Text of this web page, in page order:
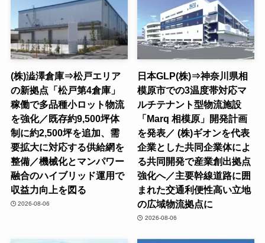
(株)澁澤倉庫⇒松戸エリア
の新拠点「松戸第4倉庫」
稼働で多品種小ロット物流
を強化／既存約9,500坪体
制に約2,500坪を追加、需
要拡大に対応する供給網を
整備／機械化とマンパワー
融合のハイブリッド運用で
収益力向上を図る
2026-08-06
日本GLP(株)⇒神奈川県相
模原市での3温度帯対応マ
ルチテナント型物流施設
「Marq 相模原」開発計画
を発表／ (株)ギオンを代表
企業とした共同企業体によ
る共同開発で産業創出拠点
強化へ／主要幹線道路に囲
まれた交通利便性高い立地
の広域物流拠点に
2026-08-06